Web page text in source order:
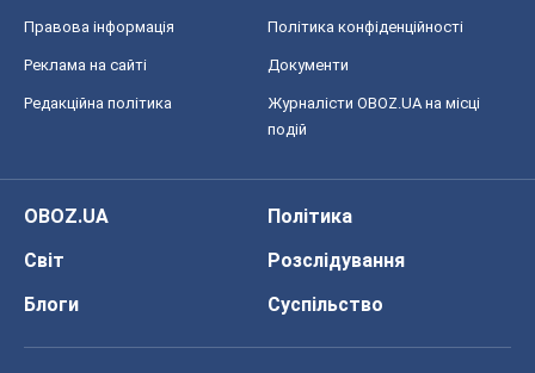
Правова інформація Політика конфіденційності
Реклама на сайті Документи
Редакційна політика
Журналісти OBOZ.UA на місці
подій
OBOZ.UA
Політика
Світ
Розслідування
Блоги
Суспільство